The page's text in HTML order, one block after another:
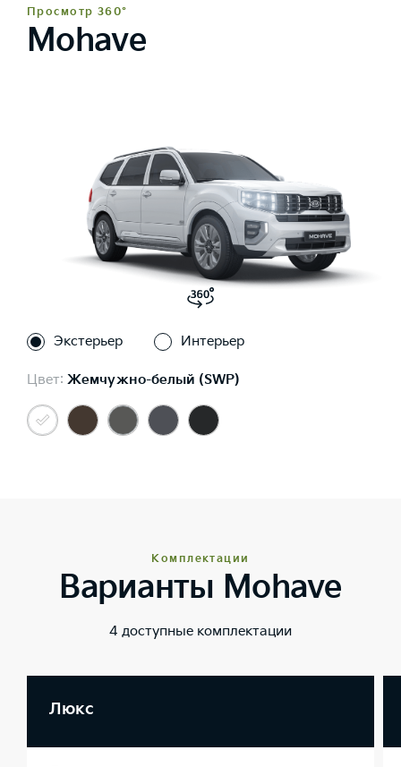
Просмотр 360°
Mohave
Экстерьер Интерьер
Цвет: Жемчужно-белый (SWP)
Комплектации
Варианты Mohave
4 доступные комплектации
Люкс